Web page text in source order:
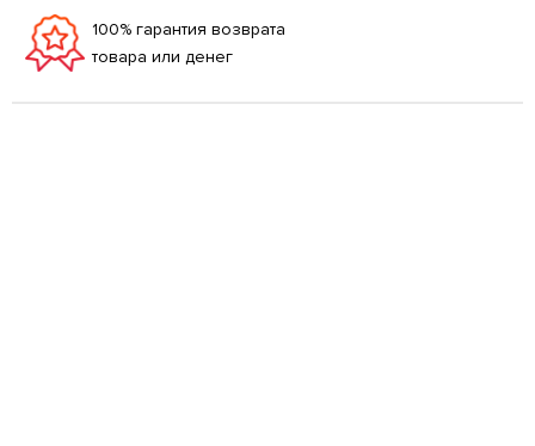
100% гарантия возврата
товара или денег